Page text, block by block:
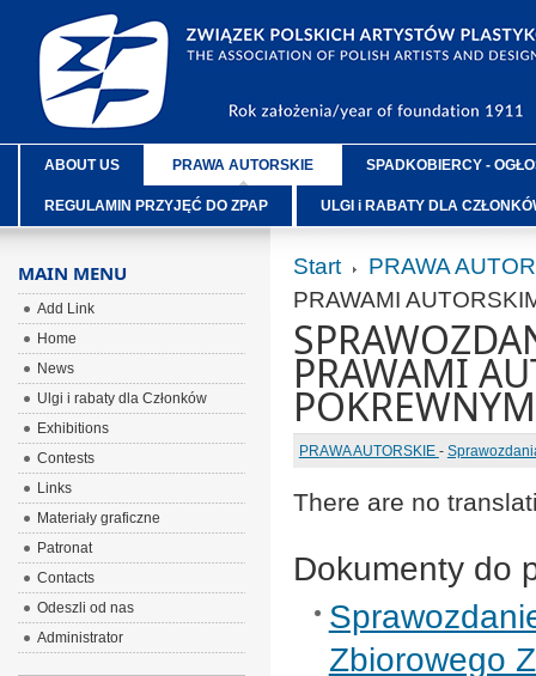
ABOUT US PRAWA AUTORSKIE SPADKOBIERCY -
REGULAMIN PRZYJĘĆ DO ZPAP ULGI i RABATY DLA
Start
PRAWA
PRAWAMI
PRAWAMI
PRAWA AUTORSKIE -
There are no
Dokumenty do
Zbiorowego
MAIN MENU
Add Link
Home
News
Ulgi i rabaty dla Członków
Exhibitions
Contests
Links
Materiały graficzne
Patronat
Contacts
Odeszli od nas
Administrator